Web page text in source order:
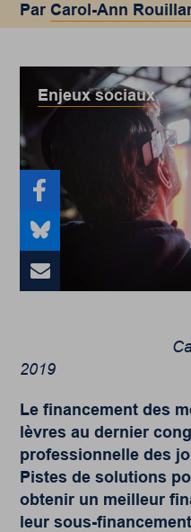
Par Carol-Ann
Enjeux sociaux
2019
Le financement des
lèvres au dernier
professionnelle des
Pistes de solutions
obtenir un meilleur
leur sous-